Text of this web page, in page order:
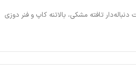
تافته مشکی، بالاتنه کاپ و فنر دوزی